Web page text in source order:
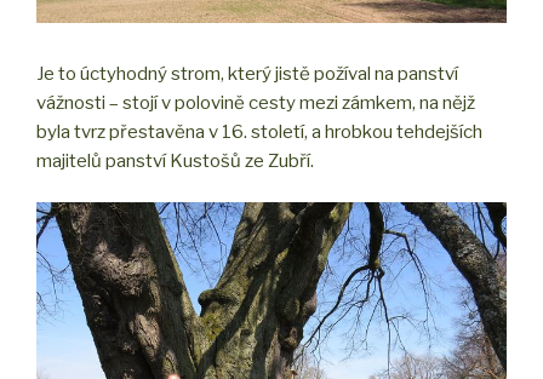
Je to úctyhodný strom, který jistě požíval na panství
vážnosti – stojí v polovině cesty mezi zámkem, na nějž
byla tvrz přestavěna v 16. století, a hrobkou tehdejších
majitelů panství Kustošů ze Zubří.